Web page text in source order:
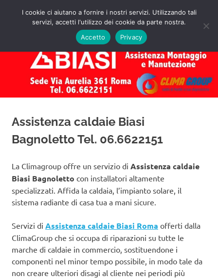
Assistenza
Caldaie
Biasi
Roma
Preventivo!
MENU
Assistenza caldaie Biasi
Bagnoletto Tel. 06.6622151
La Climagroup offre un servizio di Assistenza caldaie
Biasi Bagnoletto con installatori altamente
specializzati. Affida la caldaia, l’impianto solare, il
sistema radiante di casa tua a mani sicure.
Servizi di Assistenza caldaie Biasi Roma offerti dalla
ClimaGroup che si occupa di riparazioni su tutte le
marche di caldaie in commercio, sostituendone i
componenti nel minor tempo possibile, in modo tale da
non creare ulteriori disagi al cliente nei periodi più
I cookie ci aiutano a fornire i nostri servizi. Utilizzando tali
servizi, accetti l'utilizzo dei cookie da parte nostra.
Accetto
Privacy